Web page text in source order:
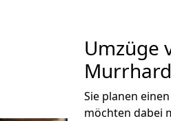
Umzüge
Sie planen
möchten dabei